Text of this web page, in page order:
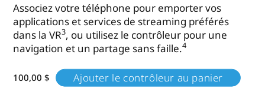
Associez votre téléphone pour emporter vos
applications et services de streaming préférés
dans la VR3, ou utilisez le contrôleur pour une
navigation et un partage sans faille.4
100,00 $ Ajouter le contrôleur au panier